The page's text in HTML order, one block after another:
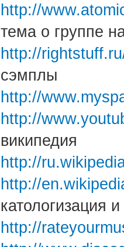
http://
тема о группе
http://
сэмплы
http://
http://
википедия
http://
http://
катологизация
http://